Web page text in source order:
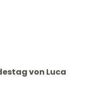
von Luca